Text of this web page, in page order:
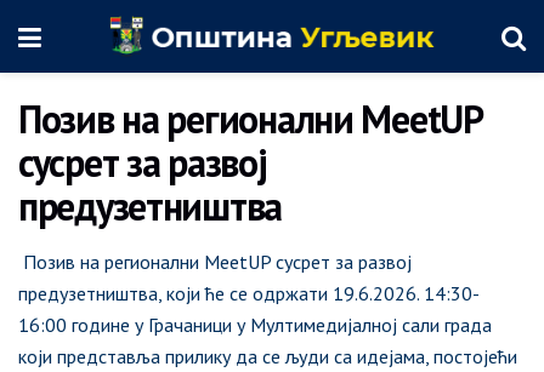
Позив на регионални MeetUP
сусрет за развој
предузетништва
Позив на регионални MeetUP сусрет за развој
предузетништва, који ће се одржати 19.6.2026. 14:30-
16:00 године у Грачаници у Мултимедијалној сали града
који представља прилику да се људи са идејама, постојећи